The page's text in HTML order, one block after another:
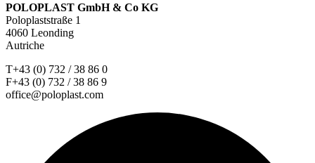
POLOPLAST GmbH & Co KG
Poloplaststraße 1
4060 Leonding
Autriche
T+43 (0) 732 / 38 86 0
F+43 (0) 732 / 38 86 9
office@poloplast.com